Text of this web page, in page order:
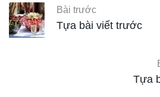
Bài trước
Tựa bài viết trước
Tựa